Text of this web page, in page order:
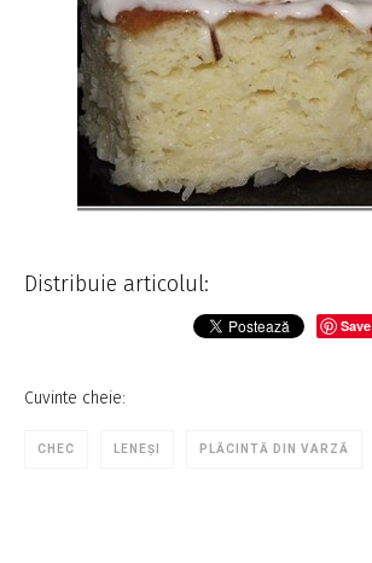
Distribuie articolul:
Save
Cuvinte cheie:
CHEC LENEȘI PLĂCINTĂ DIN VARZĂ